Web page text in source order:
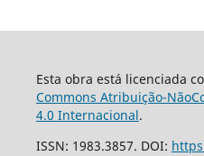
Esta obra está licenciada
Commons Atribuição-
4.0 Internacional.
ISSN: 1983.3857. DOI: